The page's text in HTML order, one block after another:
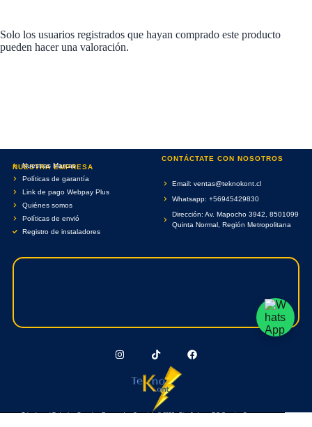
Solo los usuarios registrados que hayan comprado este producto
pueden hacer una valoración.
NUESTRA EMPRESA
Nuestras Marcas
Políticas de garantía
Link de pago Webpay Plus
Quiénes somos
Políticas de envió
Registro de instaladores
CONTÁCTATE CON NOSOTROS
Email: ventas@teknokont.cl
Whatsapp: +56945429830
Dirección: Av. Mapocho 3942, 8501099
Quinta Normal, Región Metropolitana
Teknokont.cl Todos Los Derechos Reservados. Copyright © 2026 - Diseñado por RC Creative Systems